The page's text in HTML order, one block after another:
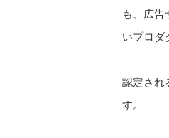
も、広
いプロダ
認定され
す。